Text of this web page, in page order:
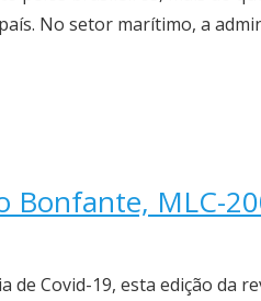
No setor marítimo, a
Bonfante, MLC-
de Covid-19, esta edição da